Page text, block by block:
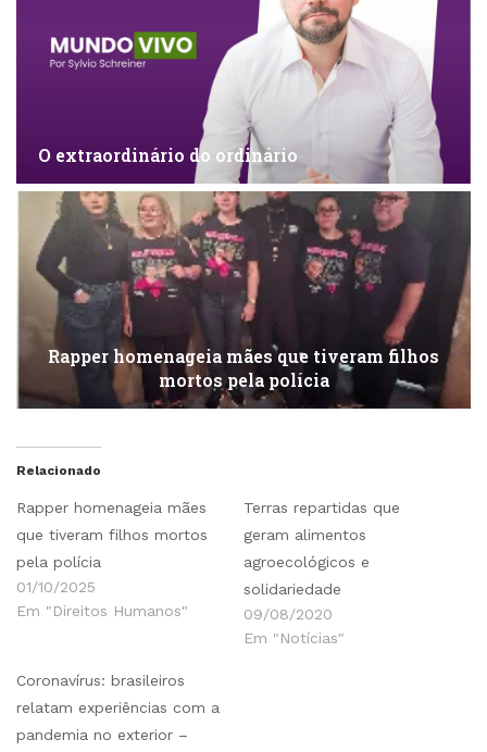
O extraordinário do ordinário
Rapper homenageia mães que tiveram filhos
mortos pela polícia
Relacionado
Rapper homenageia mães
que tiveram filhos mortos
pela polícia
01/10/2025
Em "Direitos Humanos"
Terras repartidas que
geram alimentos
agroecológicos e
solidariedade
09/08/2020
Em "Notícias"
Coronavírus: brasileiros
relatam experiências com a
pandemia no exterior –